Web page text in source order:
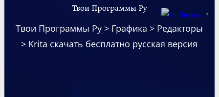
Твои Программы Ру
Твои Программы Ру > Графика > Редакторы
> Krita скачать бесплатно русская версия
Russian ▼